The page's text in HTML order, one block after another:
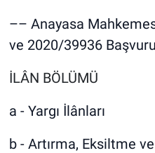
–– Anayasa
ve 2020/39936
İLÂN BÖLÜMÜ
a - Yargı İlânları
b - Artırma, Eksiltme